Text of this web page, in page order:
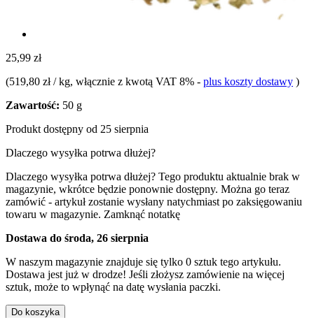
25,99 zł
(519,80 zł / kg, włącznie z kwotą VAT 8% - plus koszty dostawy )
Zawartość: 50 g
Produkt dostępny od 25 sierpnia
Dlaczego wysyłka potrwa dłużej?
Dlaczego wysyłka potrwa dłużej? Tego produktu aktualnie brak w
magazynie, wkrótce będzie ponownie dostępny. Można go teraz
zamówić - artykuł zostanie wysłany natychmiast po zaksięgowaniu
towaru w magazynie. Zamknąć notatkę
Dostawa do środa, 26 sierpnia
W naszym magazynie znajduje się tylko 0 sztuk tego artykułu.
Dostawa jest już w drodze! Jeśli złożysz zamówienie na więcej
sztuk, może to wpłynąć na datę wysłania paczki.
Do koszyka